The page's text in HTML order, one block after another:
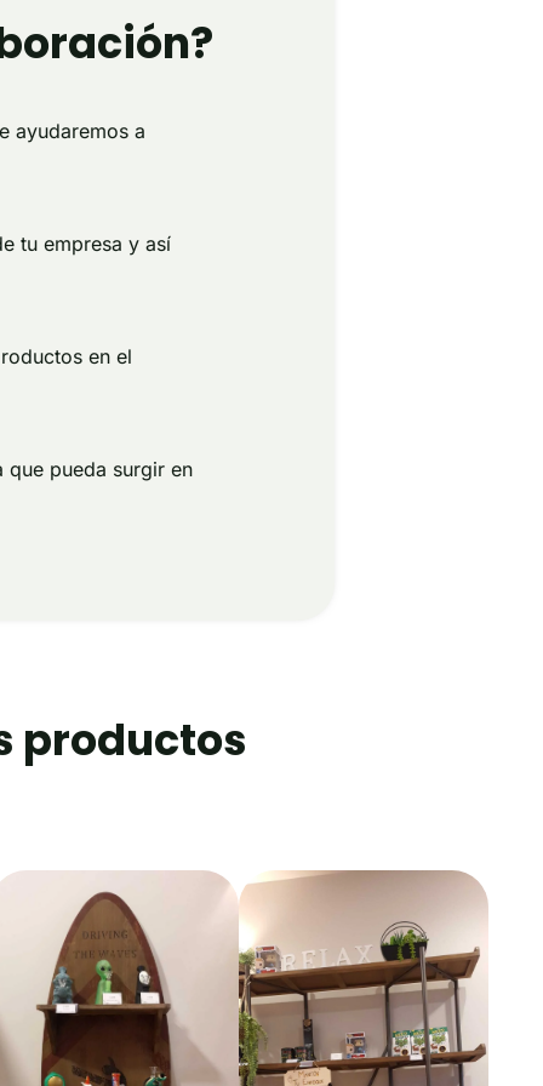
ayudaremos a
tu empresa y así
en el
que pueda surgir en
productos